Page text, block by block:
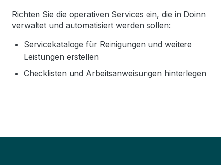
Richten Sie die operativen Services ein, die in Doinn
verwaltet und automatisiert werden sollen:
Servicekataloge für Reinigungen und weitere
Leistungen erstellen
Checklisten und Arbeitsanweisungen hinterlegen